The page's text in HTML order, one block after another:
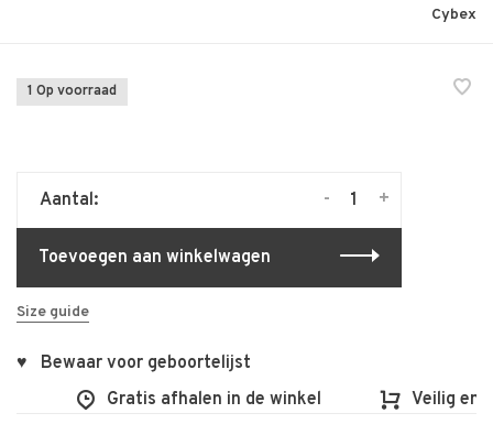
Cybex
1 Op voorraad
Aantal: +
-
Toevoegen aan winkelwagen
Size guide
♥ Bewaar voor geboortelijst
Gratis afhalen in de winkel Veilig en